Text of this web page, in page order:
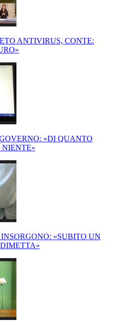
ANTIVIRUS, CONTE:
«DI QUANTO
NIENTE»
«SUBITO UN